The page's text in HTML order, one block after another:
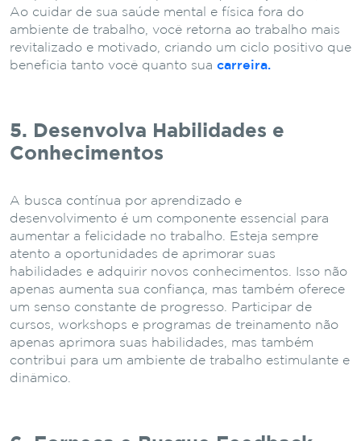
Ao cuidar de sua saúde mental e física fora do
ambiente de trabalho, você retorna ao trabalho mais
revitalizado e motivado, criando um ciclo positivo que
beneficia tanto você quanto sua carreira.
5. Desenvolva Habilidades e
Conhecimentos
A busca contínua por aprendizado e
desenvolvimento é um componente essencial para
aumentar a felicidade no trabalho. Esteja sempre
atento a oportunidades de aprimorar suas
habilidades e adquirir novos conhecimentos. Isso não
apenas aumenta sua confiança, mas também oferece
um senso constante de progresso. Participar de
cursos, workshops e programas de treinamento não
apenas aprimora suas habilidades, mas também
contribui para um ambiente de trabalho estimulante e
dinâmico.